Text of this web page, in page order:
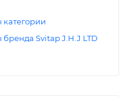
категории
бренда Svitap J.H.J LTD